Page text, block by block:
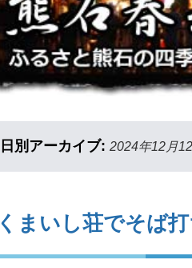
日別アーカイブ: 2024年12月
くまいし荘でそば打